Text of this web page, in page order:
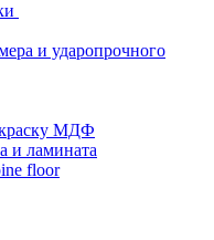
и ударопрочного
МДФ
и ламината
floor